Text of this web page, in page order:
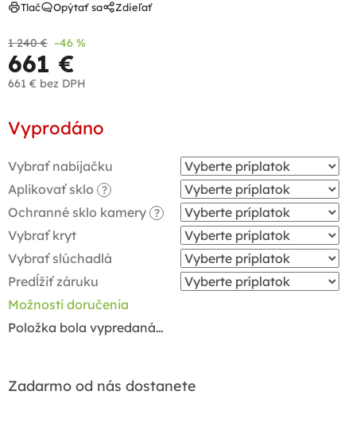
1 240 € –46 %
661 €
661 € bez DPH
cena:
Vyprodáno
Vybrať nabíjačku
Aplikovať sklo
?
Ochranné sklo kamery ?
Vybrať kryt
Vybrať slúchadlá
Predĺžiť záruku
Možnosti doručenia
Položka bola vypredaná…
Zadarmo od nás dostanete
Tlač Opýtať sa Zdieľať